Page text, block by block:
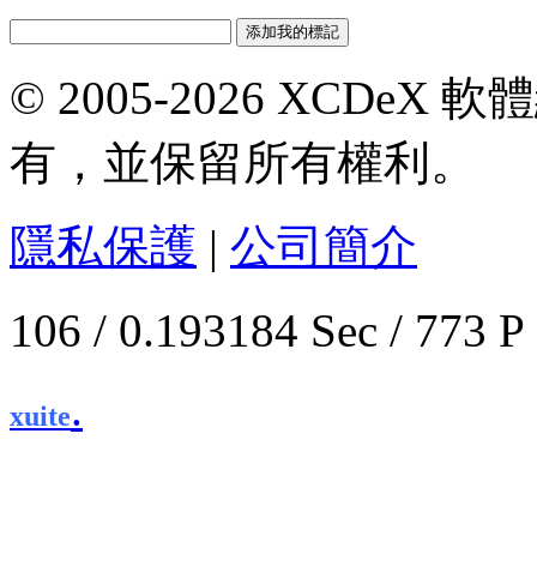
© 2005-2026 XCDeX 軟
有，並保留所有權利。
隱私保護 | 公司簡介
106 / 0.193184 Sec / 773
xuite.